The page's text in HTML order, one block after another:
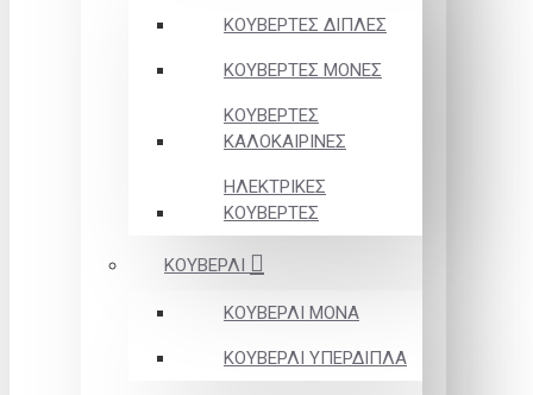
ΚΟΥΒΕΡΤΕΣ ΔΙΠΛΕΣ
ΚΟΥΒΕΡΤΕΣ ΜΟΝΕΣ
ΚΟΥΒΕΡΤΕΣ
ΚΑΛΟΚΑΙΡΙΝΕΣ
ΗΛΕΚΤΡΙΚΕΣ
ΚΟΥΒΕΡΤΕΣ
ΚΟΥΒΕΡΛΙ
ΚΟΥΒΕΡΛΙ ΜΟΝΑ
ΚΟΥΒΕΡΛΙ ΥΠΕΡΔΙΠΛΑ